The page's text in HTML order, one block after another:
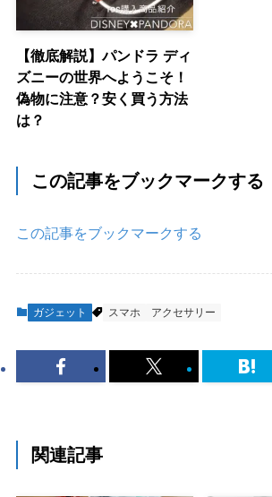
【徹底解説】パンドラ ディ
ズニーの世界へようこそ！
偽物に注意？安く買う方法
は？
この記事をブックマークする
この記事をブックマークする
ガジェット スマホ アクセサリー
関連記事